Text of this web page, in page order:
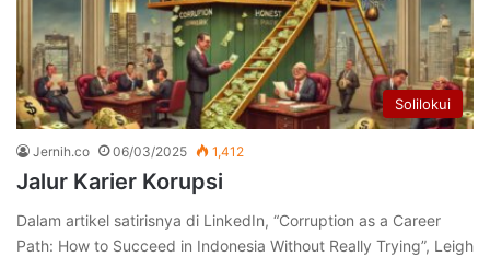
Solilokui
Jernih.co 06/03/2025 1,412
Jalur Karier Korupsi
Dalam artikel satirisnya di LinkedIn, “Corruption as a Career
Path: How to Succeed in Indonesia Without Really Trying”, Leigh